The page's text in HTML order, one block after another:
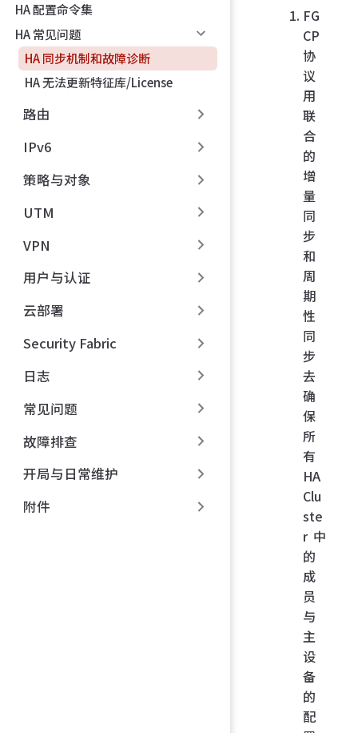
HA 配置命令集
HA 常见问题
HA 同步机制和故障诊断
HA 无法更新特征库/License
路由
IPv6
策略与对象
UTM
VPN
用户与认证
云部署
Security Fabric
日志
常见问题
故障排查
开局与日常维护
附件
FG
CP
协
议
用
联
合
的
增
量
同
步
和
周
期
性
同
步
去
确
保
所
有
HA
Clu
ste
r 中
的
成
员
与
主
设
备
的
配